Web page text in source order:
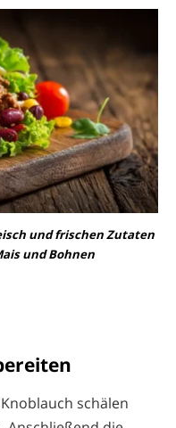
und frischen Zutaten
und Bohnen
schälen